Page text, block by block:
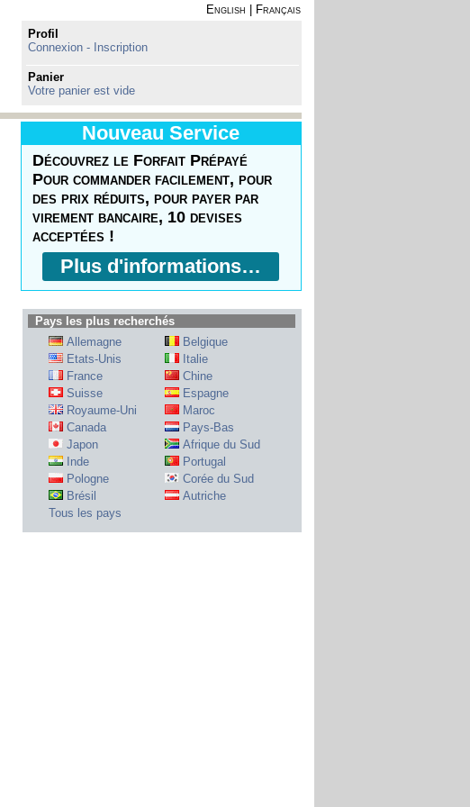
English
Français
Profil
Connexion - Inscription
Panier
Votre panier est vide
Nouveau Service
Découvrez le Forfait Prépayé
Pour commander facilement, pour
des prix réduits, pour payer par
virement bancaire, 10 devises
acceptées !
Plus d'informations…
Pays les plus recherchés
Allemagne
Belgique
Etats-Unis
Italie
France
Chine
Suisse
Espagne
Royaume-Uni
Maroc
Canada
Pays-Bas
Japon
Afrique du Sud
Inde
Portugal
Pologne
Corée du Sud
Brésil
Autriche
Tous les pays